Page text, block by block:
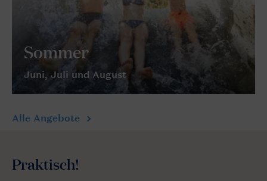
Sommer
Juni, Juli und August
Alle Angebote
Praktisch!